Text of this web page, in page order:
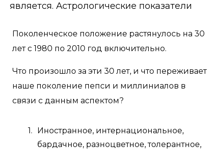
является. Астрологические показатели
Поколенческое положение растянулось на 30
лет с 1980 по 2010 год включительно.
Что произошло за эти 30 лет, и что переживает
наше поколение пепси и миллиниалов в
связи с данным аспектом?
Иностранное, интернациональное,
бардачное, разноцветное, толерантное,